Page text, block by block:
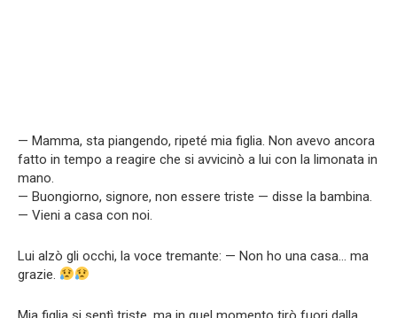
— Mamma, sta piangendo, ripeté mia figlia. Non avevo ancora
fatto in tempo a reagire che si avvicinò a lui con la limonata in
mano.
— Buongiorno, signore, non essere triste — disse la bambina.
— Vieni a casa con noi.
Lui alzò gli occhi, la voce tremante: — Non ho una casa… ma
grazie.